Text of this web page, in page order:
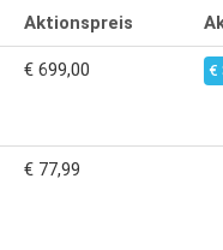
Aktionspreis
€ 699,00 €
€ 77,99